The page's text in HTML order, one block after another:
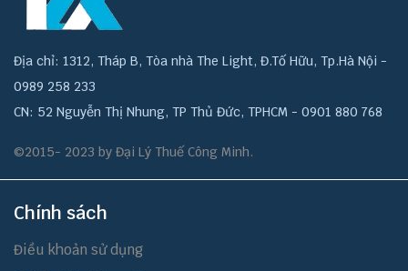
Địa chỉ: 1312, Tháp B, Tòa nhà The Light, Đ.Tố Hữu, Tp.Hà Nội -
0989 258 233
CN: 52 Nguyễn Thị Nhung, TP Thủ Đức, TPHCM - 0901 880 768
©2015- 2023 by Đại Lý Thuế Công Minh.
Chính sách
Điều khoản sử dụng